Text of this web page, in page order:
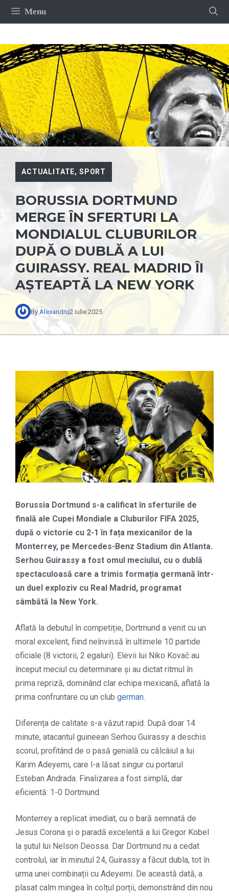
Sari
Menu
ACTUALITATE, SPORT
BORUSSIA DORTMUND
MERGE ÎN SFERTURI LA
MONDIALUL CLUBURILOR
DUPĂ O DUBLĂ A LUI
GUIRASSY. REAL MADRID ÎI
AȘTEAPTĂ LA NEW YORK
By Alexandru2 iulie 2025
Borussia Dortmund s-a calificat în sferturile de
finală ale Cupei Mondiale a Cluburilor FIFA 2025,
după o victorie cu 2-1 în fața mexicanilor de la
Monterrey, pe Mercedes-Benz Stadium din Atlanta.
Serhou Guirassy a fost omul meciului, cu o dublă
spectaculoasă care a trimis formația germană într-
un duel exploziv cu Real Madrid, programat
sâmbătă la New York.
Aflată la debutul în competiție, Dortmund a venit cu un
moral excelent, fiind neînvinsă în ultimele 10 partide
oficiale (8 victorii, 2 egaluri). Elevii lui Niko Kovač au
început meciul cu determinare și au dictat ritmul în
prima repriză, dominând clar echipa mexicană, aflată la
prima confruntare cu un club german.
Diferența de calitate s-a văzut rapid. După doar 14
minute, atacantul guineean Serhou Guirassy a deschis
scorul, profitând de o pasă genială cu călcâiul a lui
Karim Adeyemi, care l-a lăsat singur cu portarul
Esteban Andrada. Finalizarea a fost simplă, dar
eficientă: 1-0 Dortmund.
Monterrey a replicat imediat, cu o bară semnată de
Jesus Corona și o paradă excelentă a lui Gregor Kobel
la șutul lui Nelson Deossa. Dar Dortmund nu a cedat
controlul, iar în minutul 24, Guirassy a făcut dubla, tot în
urma unei combinații cu Adeyemi. De această dată, a
plasat calm mingea în colțul porții, demonstrând din nou